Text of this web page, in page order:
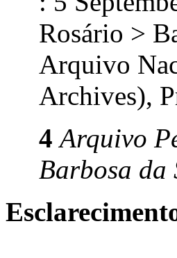
Rosário >
Arquivo
Archives),
4 Arquivo
Barbosa da